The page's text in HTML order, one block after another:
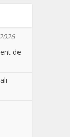
de